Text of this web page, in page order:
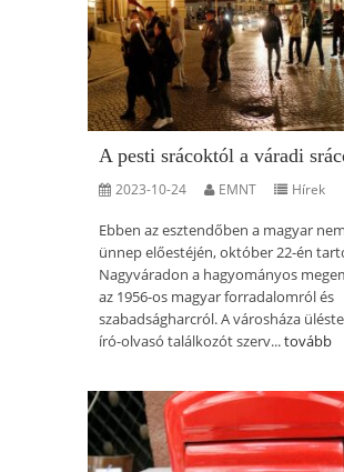
A pesti srácoktól a váradi
2023-10-24 EMNT Hírek
Ebben az esztendőben a magyar
ünnep előestéjén, október 22-én
Nagyváradon a hagyományos
az 1956-os magyar forradalomról és
szabadságharcról. A városháza
író-olvasó találkozót szerv...tovább